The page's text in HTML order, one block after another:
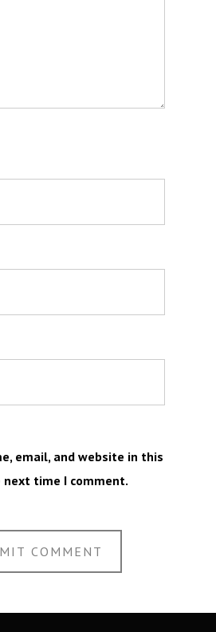
email, and website in this
time I comment.